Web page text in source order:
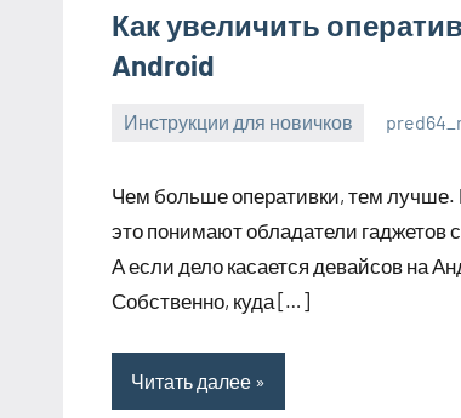
Как увеличить
Android
Инструкции для новичков
2023
Чем больше оперативки, тем лучше.
это понимают обладатели гаджетов с
А если дело касается девайсов на
Собственно, куда […]
Читать далее